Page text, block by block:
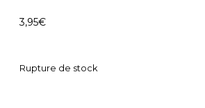
3,95€
Rupture de stock